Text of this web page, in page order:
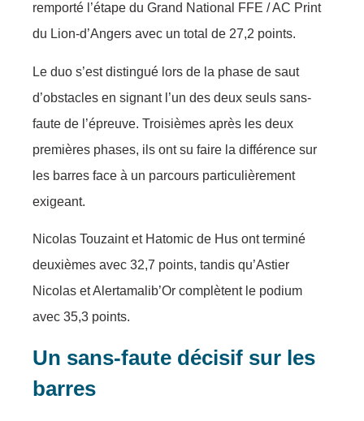
remporté l’étape du Grand National FFE / AC Print
du Lion-d’Angers avec un total de 27,2 points.
Le duo s’est distingué lors de la phase de saut
d’obstacles en signant l’un des deux seuls sans-
faute de l’épreuve. Troisièmes après les deux
premières phases, ils ont su faire la différence sur
les barres face à un parcours particulièrement
exigeant.
Nicolas Touzaint et Hatomic de Hus ont terminé
deuxièmes avec 32,7 points, tandis qu’Astier
Nicolas et Alertamalib’Or complètent le podium
avec 35,3 points.
Un sans-faute décisif sur les
barres